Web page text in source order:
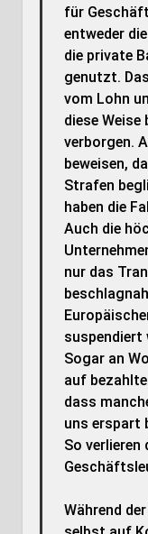
für
entweder
die private
genutzt.
vom Lohn
diese
verborgen.
beweisen,
Strafen
haben die
Auch die
nur das
suspendiert
Sogar an
auf
dass
uns erspart
So verlieren
Während